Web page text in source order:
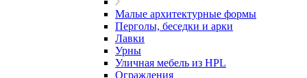
Малые архитектурные формы
Перголы, беседки и арки
Лавки
Урны
Уличная мебель из HPL
Ограждения